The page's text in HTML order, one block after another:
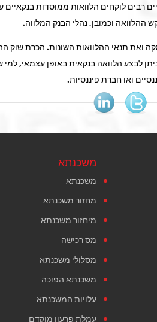
רבים לוקחים הלוואות ממוסדות בנקאיים
ההלוואה וכמובן, נהלי הבנק המלווה.
ואת תנאי ההלוואות השונות. הכרת שוק
לבצע הלוואה בנקאית באופן עצמאי,
ואו חברת פיננסיות.
משכנתא
משכנתא
מחזור משכנתא
מיחזור משכנתא
מס רכישה
מסלולי משכנתא
משכנתא הפוכה
עלויות המשכנתא
עמלת פרעון מוקדם